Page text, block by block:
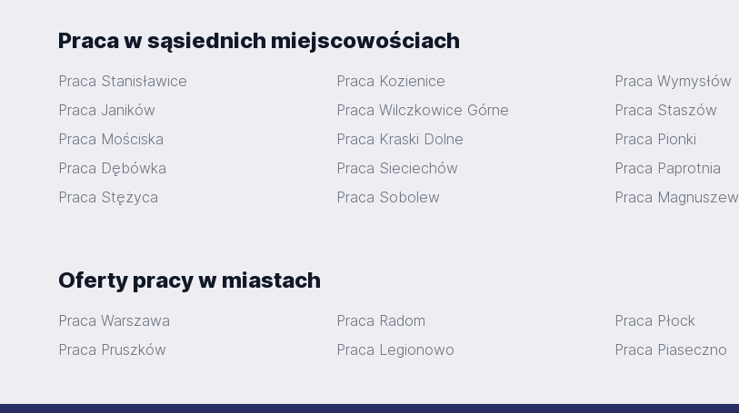
Praca w sąsiednich miejscowościach
Praca Stanisławice Praca Kozienice Praca Wymysłów
Praca Janików
Praca Wilczkowice Górne Praca Staszów
Praca Mościska
Praca Kraski Dolne Praca Pionki
Praca Dębówka
Praca Sieciechów Praca Paprotnia
Praca Stężyca
Praca Sobolew Praca Magnuszew
Oferty pracy w miastach
Praca Warszawa Praca Radom Praca Płock
Praca Pruszków
Praca Legionowo Praca Piaseczno